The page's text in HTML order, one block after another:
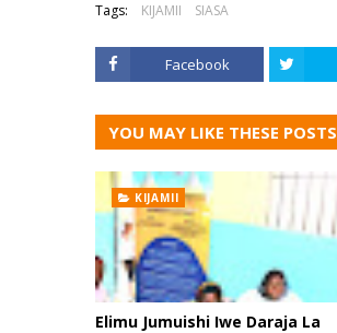
Tags: KIJAMII SIASA
Facebook
YOU MAY LIKE THESE POSTS
KIJAMII
Elimu Jumuishi Iwe Daraja La